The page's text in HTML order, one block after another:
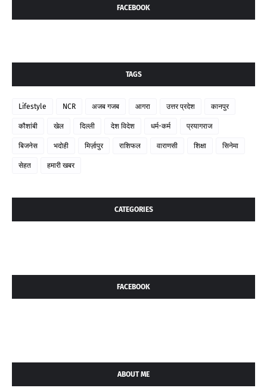
FACEBOOK
TAGS
Lifestyle NCR अजब गजब आगरा उत्तर प्रदेश कानपुर
कौशांबी खेल दिल्ली देश विदेश धर्म-कर्म प्रयागराज
बिजनेस भदोही मिर्ज़ापुर राशिफल वाराणसी शिक्षा सिनेमा
सेहत हमारी खबर
CATEGORIES
FACEBOOK
ABOUT ME